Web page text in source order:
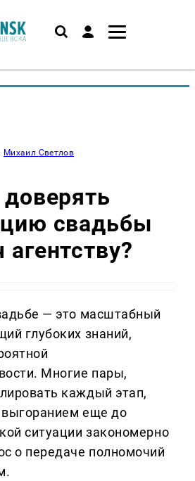
Михаил Светлов
свадьбы
— это масштабный
глубоких знаний,
Многие пары,
каждый этап,
выгоранием еще до
ситуации закономерно
о передаче полномочий